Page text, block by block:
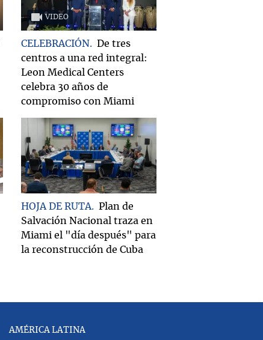
VIDEO
CELEBRACIÓN
De tres
centros a una red integral:
Leon Medical Centers
celebra 30 años de
compromiso con Miami
HOJA DE RUTA
Plan de
Salvación Nacional traza en
Miami el "día después" para
la reconstrucción de Cuba
AMÉRICA LATINA